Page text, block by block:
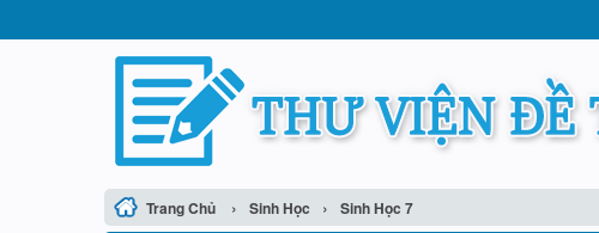
Trang Chủ › Sinh Học › Sinh Học 7